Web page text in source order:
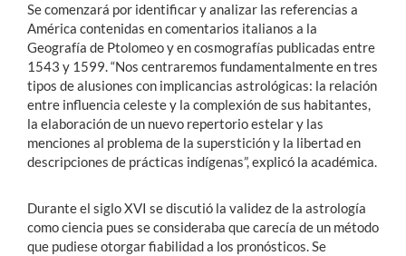
Se comenzará por identificar y analizar las referencias a
América contenidas en comentarios italianos a la
Geografía de Ptolomeo y en cosmografías publicadas entre
1543 y 1599. “Nos centraremos fundamentalmente en tres
tipos de alusiones con implicancias astrológicas: la relación
entre influencia celeste y la complexión de sus habitantes,
la elaboración de un nuevo repertorio estelar y las
menciones al problema de la superstición y la libertad en
descripciones de prácticas indígenas”, explicó la académica.
Durante el siglo XVI se discutió la validez de la astrología
como ciencia pues se consideraba que carecía de un método
que pudiese otorgar fiabilidad a los pronósticos. Se